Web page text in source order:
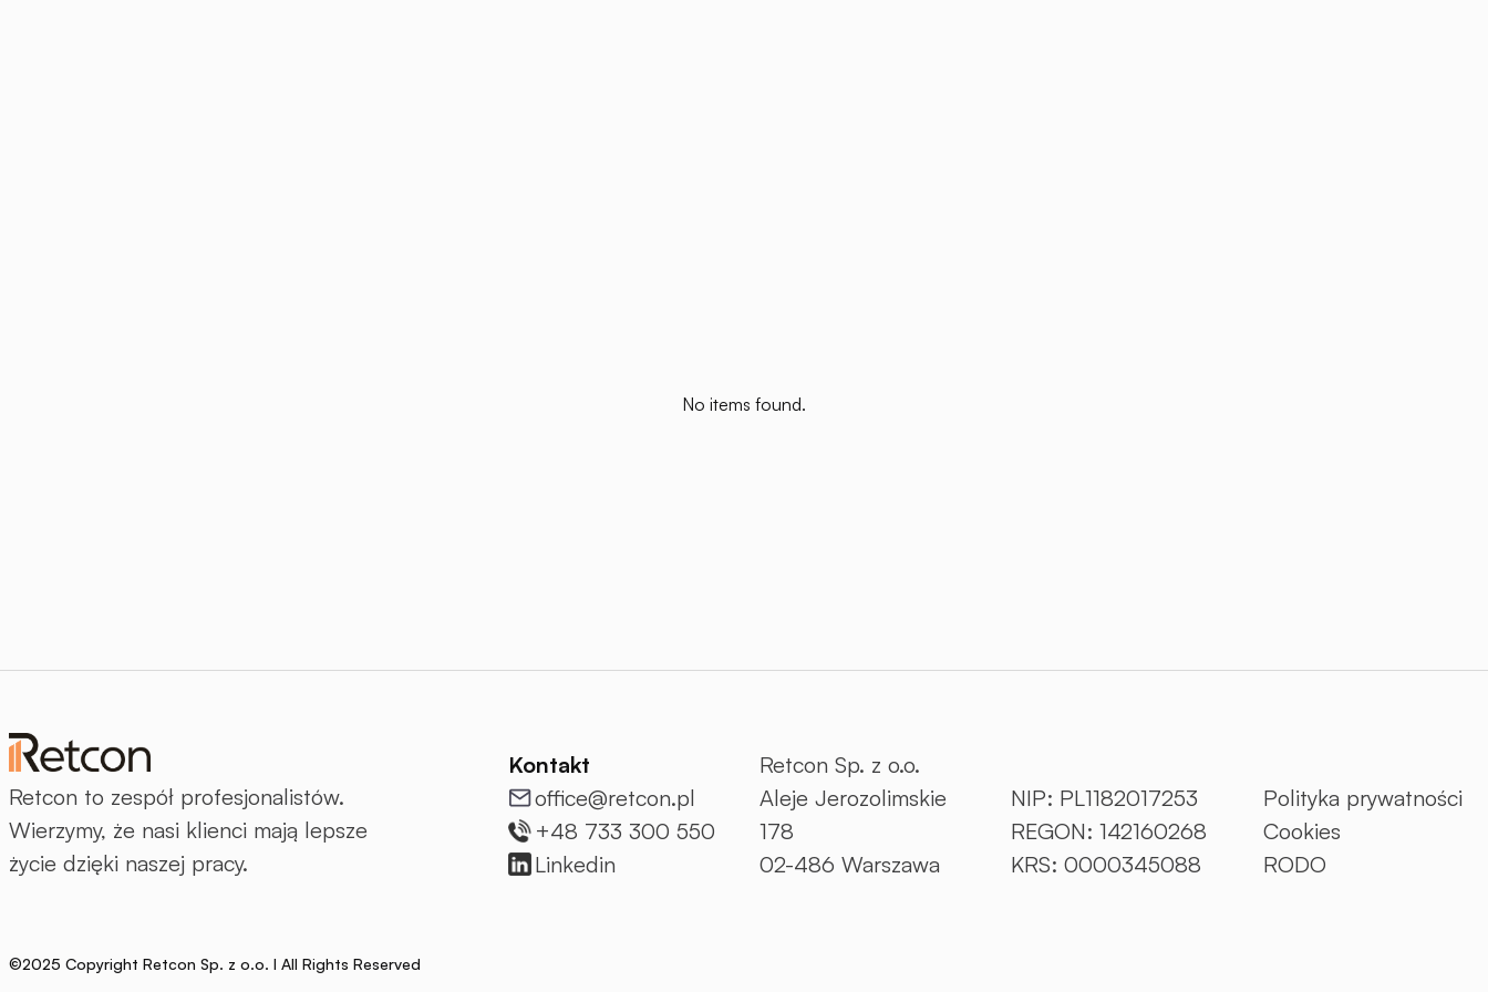
No items found.
Retcon to zespół profesjonalistów.
Wierzymy, że nasi klienci mają lepsze
życie dzięki naszej pracy.
Kontakt
office@retcon.pl
+48 733 300 550
Linkedin
Retcon Sp. z o.o.
Aleje Jerozolimskie
178
02-486 Warszawa
NIP: PL1182017253
REGON: 142160268
KRS: 0000345088
Polityka prywatności
Cookies
RODO
©2025 Copyright Retcon Sp. z o.o. I All Rights Reserved